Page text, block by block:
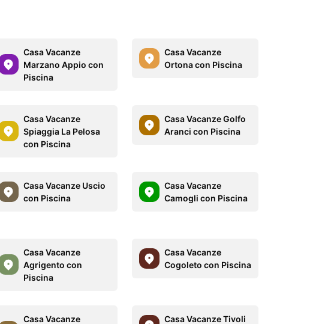
Casa Vacanze
Marzano Appio con
Piscina
Casa Vacanze
Ortona con Piscina
Casa Vacanze
Spiaggia La Pelosa
con Piscina
Casa Vacanze Golfo
Aranci con Piscina
Casa Vacanze Uscio
con Piscina
Casa Vacanze
Camogli con Piscina
Casa Vacanze
Agrigento con
Piscina
Casa Vacanze
Cogoleto con Piscina
Casa Vacanze Casa Vacanze Tivoli